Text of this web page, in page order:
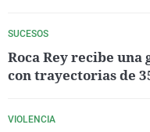
SUCESOS
Roca Rey recibe
con trayectorias de
VIOLENCIA